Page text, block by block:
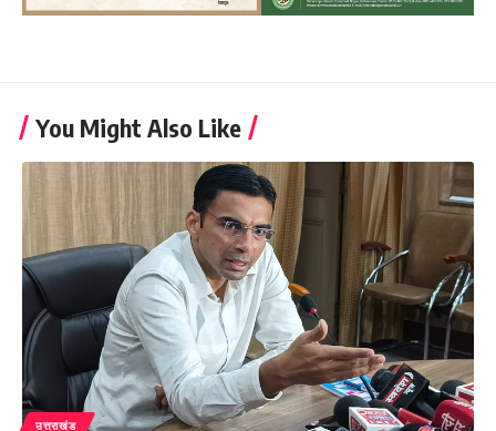
You Might Also Like
उत्तराखंड